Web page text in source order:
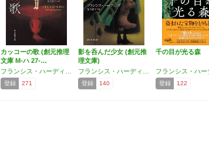
カッコーの歌 (創元推理
文庫 M-ハ 27-…
登録 271
影を呑んだ少女 (創元推
理文庫)
登録 140
千の目が光る森
登録 122